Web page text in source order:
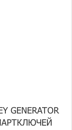
GENERATOR